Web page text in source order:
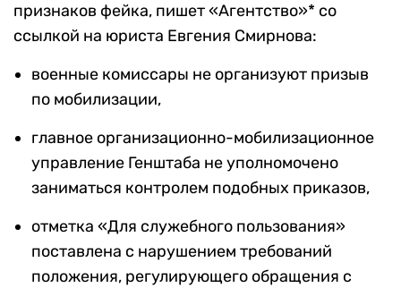
признаков фейка, пишет «Агентство»* со
ссылкой на юриста Евгения Смирнова:
военные комиссары не организуют призыв
по мобилизации,
главное организационно-мобилизационное
управление Генштаба не уполномочено
заниматься контролем подобных приказов,
отметка «Для служебного пользования»
поставлена с нарушением требований
положения, регулирующего обращения с